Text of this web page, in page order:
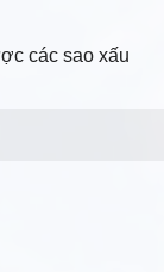
các sao xấu